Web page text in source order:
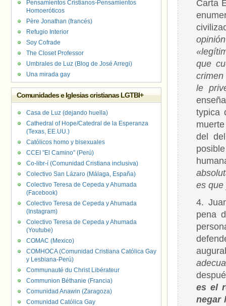
Carta
que
le
typica
del
es que
4.
pena
es el
negar
Pensamientos Cristianos-Pensamientos
Homoeróticos
Père Jonathan (francés)
Refugio Interior
Soy Cofrade
The Closet Professor
Umbrales de Luz (Blog de José Arregi)
Una mirada gay
Comunidades e Iglesias cristianas LGTBI+
Casa de Luz (dejando huella)
Cathedral of Hope/Catedral de la Esperanza
(Texas, EE.UU.)
Católicos homo y bisexuales
CCEI "El Camino" (Perú)
Co-libr-í (Comunidad Cristiana inclusiva)
Colectivo San Lázaro (Málaga, España)
Colectivo Teresa de Cepeda y Ahumada
(Facebook)
Colectivo Teresa de Cepeda y Ahumada
(Instagram)
Colectivo Teresa de Cepeda y Ahumada
(Youtube)
COMAC (Mexico)
COMHOCA (Comunidad Cristiana Católica Gay
y Lesbiana-Perú)
Communauté du Christ Libérateur
Communion Béthanie (Francia)
Comunidad Anawin (Zaragoza)
Comunidad Católica Gay